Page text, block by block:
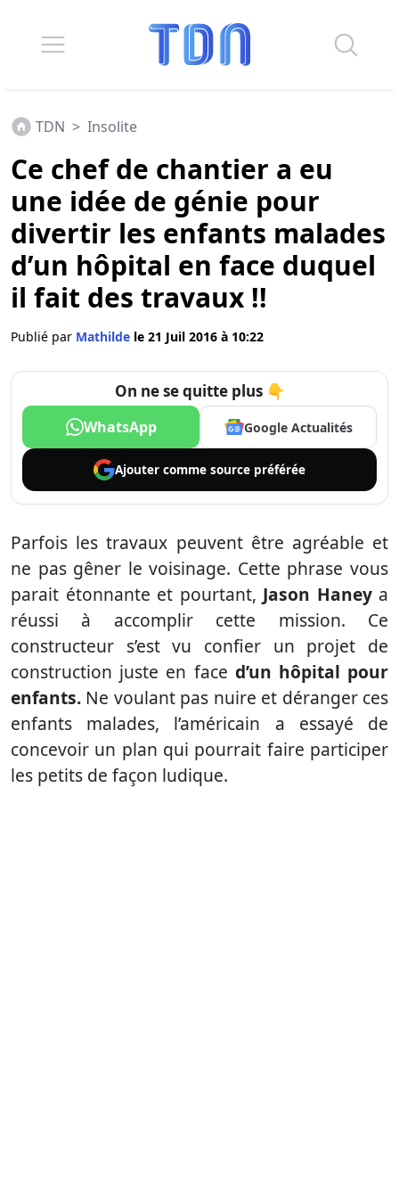
TDN > Insolite
Ce chef de chantier a eu
une idée de génie pour
divertir les enfants malades
d’un hôpital en face duquel
il fait des travaux !!
Publié par Mathilde le 21 Juil 2016 à 10:22
On ne se quitte plus 👇
WhatsApp Google Actualités
Ajouter comme source préférée
Parfois les travaux peuvent être agréable et
ne pas gêner le voisinage. Cette phrase vous
parait étonnante et pourtant, Jason Haneya
réussi à accomplir cette mission. Ce
constructeur s’est vu confier un projet de
construction juste en face d’un hôpital pour
enfants. Ne voulant pas nuire et déranger ces
enfants malades, l’américain a essayé de
concevoir un plan qui pourrait faire participer
les petits de façon ludique.